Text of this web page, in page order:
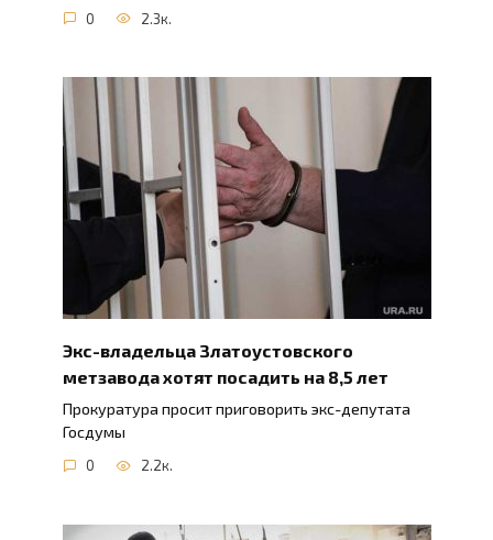
0 2.3к.
Экс-владельца Златоустовского
метзавода хотят посадить на 8,5 лет
Прокуратура просит приговорить экс-депутата
Госдумы
0 2.2к.